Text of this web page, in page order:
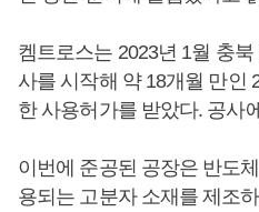
켐트로스는 2023년 1월 충
사를 시작해 약 18개월 만인
한 사용허가를 받았다. 공사
이번에 준공된 공장은 반도
용되는 고분자 소재를 제조